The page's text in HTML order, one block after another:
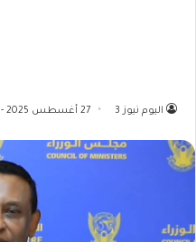
اليوم نيوز 3 27 أغسطس 2025 - 5:20 مساءً